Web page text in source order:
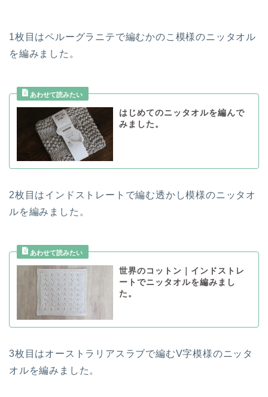
1枚目はペルーグラニテで編むかのこ模様のニッタオル
を編みました。
はじめてのニッタオルを編んで
みました。
2枚目はインドストレートで編む透かし模様のニッタオ
ルを編みました。
世界のコットン｜インドストレ
ートでニッタオルを編みまし
た。
3枚目はオーストラリアスラブで編むV字模様のニッタ
オルを編みました。